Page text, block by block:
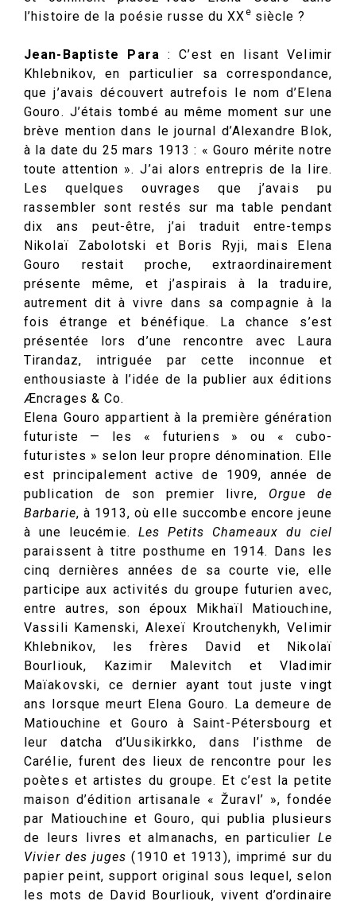
l’histoire de la poésie russe du XXe siècle ?
Jean-Baptiste Para
: C’est en lisant Velimir
Khlebnikov, en particulier sa correspondance,
que j’avais découvert autrefois le nom d’Elena
Gouro. J’étais tombé au même moment sur une
brève mention dans le journal d’Alexandre Blok,
à la date du 25 mars 1913 : « Gouro mérite notre
toute attention ». J’ai alors entrepris de la lire.
Les quelques ouvrages que j’avais pu
rassembler sont restés sur ma table pendant
dix ans peut-être, j’ai traduit entre-temps
Nikolaï Zabolotski et Boris Ryji, mais Elena
Gouro restait proche, extraordinairement
présente même, et j’aspirais à la traduire,
autrement dit à vivre dans sa compagnie à la
fois étrange et bénéfique. La chance s’est
présentée lors d’une rencontre avec Laura
Tirandaz, intriguée par cette inconnue et
enthousiaste à l’idée de la publier aux éditions
Æncrages & Co.
Elena Gouro appartient à la première génération
futuriste — les « futuriens » ou « cubo-
futuristes » selon leur propre dénomination. Elle
est principalement active de 1909, année de
publication de son premier livre, Orgue de
Barbarie, à 1913, où elle succombe encore jeune
à une leucémie. Les Petits Chameaux du ciel
paraissent à titre posthume en 1914. Dans les
cinq dernières années de sa courte vie, elle
participe aux activités du groupe futurien avec,
entre autres, son époux Mikhaïl Matiouchine,
Vassili Kamenski, Alexeï Kroutchenykh, Velimir
Khlebnikov, les frères David et Nikolaï
Bourliouk, Kazimir Malevitch et Vladimir
Maïakovski, ce dernier ayant tout juste vingt
ans lorsque meurt Elena Gouro. La demeure de
Matiouchine et Gouro à Saint-Pétersbourg et
leur datcha d’Uusikirkko, dans l’isthme de
Carélie, furent des lieux de rencontre pour les
poètes et artistes du groupe. Et c’est la petite
maison d’édition artisanale « Žuravl’ », fondée
par Matiouchine et Gouro, qui publia plusieurs
de leurs livres et almanachs, en particulier Le
Vivier des juges (1910 et 1913), imprimé sur du
papier peint, support original sous lequel, selon
les mots de David Bourliouk, vivent d’ordinaire